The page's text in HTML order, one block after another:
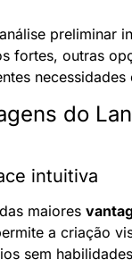
preliminar
fortes, outras
do
intuitiva
maiores
a criação
sem